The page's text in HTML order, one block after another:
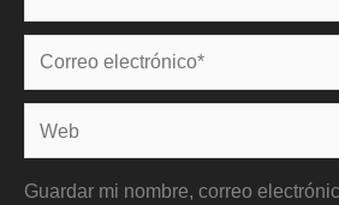
Correo
electrónico*
Web
Guardar mi nombre, correo